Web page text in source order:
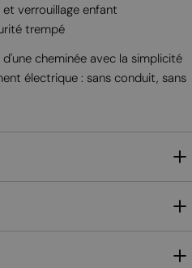
verrouillage enfant
trempé
cheminée avec la simplicité
électrique : sans conduit, sans